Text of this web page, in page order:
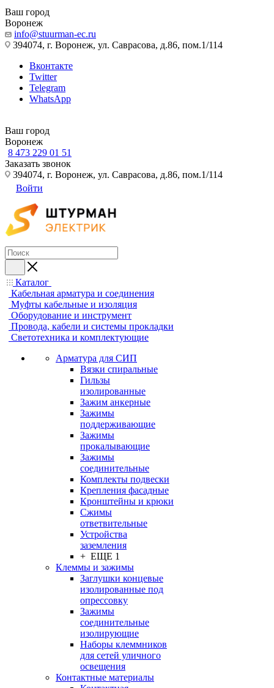
Ваш город
Воронеж
info@stuurman-ec.ru
394074, г. Воронеж, ул. Саврасова, д.86, пом.1/114
Вконтакте
Twitter
Telegram
WhatsApp
Ваш город
Воронеж
8 473 229 01 51
Заказать звонок
394074, г. Воронеж, ул. Саврасова, д.86, пом.1/114
Войти
Каталог
Кабельная арматура и соединения
Муфты кабельные и изоляция
Оборудование и инструмент
Провода, кабели и системы прокладки
Светотехника и комплектующие
Арматура для СИП
Вязки спиральные
Гильзы
изолированные
Зажим анкерные
Зажимы
поддерживающие
Зажимы
прокалывающие
Зажимы
соединительные
Комплекты подвески
Крепления фасадные
Кронштейны и крюки
Сжимы
ответвительные
Устройства
заземления
+ ЕЩЕ 1
Клеммы и зажимы
Заглушки концевые
изолированные под
опрессовку
Зажимы
соединительные
изолирующие
Наборы клеммников
для сетей уличного
освещения
Контактные материалы